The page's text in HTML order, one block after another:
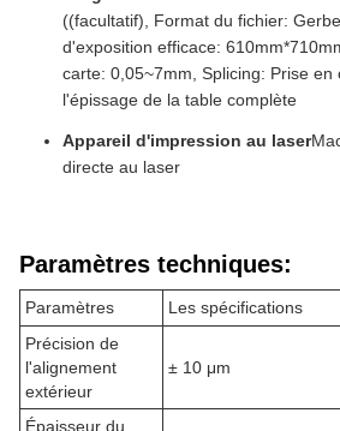
((facultatif), Format du fichier:
d'exposition efficace:
carte: 0,05~7mm, Splicing: Prise
l'épissage de la table complète
Appareil d'impression au laser
directe au laser
Paramètres techniques:
Paramètres
Les spécifications
Précision de
l'alignement
extérieur
± 10 μm
Épaisseur du